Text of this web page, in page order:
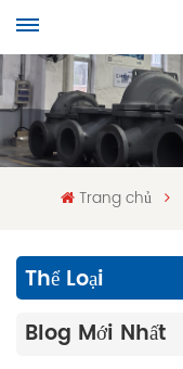
Trang chủ
Thể Loại
Blog Mới Nhất